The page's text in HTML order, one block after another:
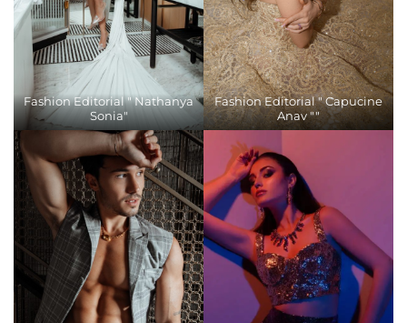
Fashion Editorial " Nathanya
Sonia"
Fashion Editorial " Capucine
Anav ""